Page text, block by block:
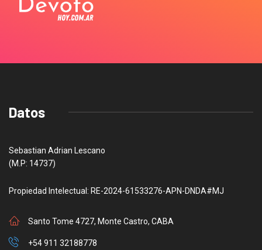
Datos
Sebastian Adrian Lescano
(M.P: 14737)
Propiedad Intelectual: RE-2024-61533276-APN-DNDA#MJ
Santo Tome 4727, Monte Castro, CABA
+54 911 32188778